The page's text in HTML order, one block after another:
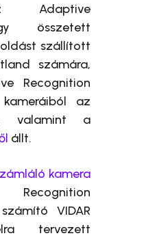
Adaptive
összetett
szállított
számára,
Recognition
az
valamint a
állt.
kamera
VIDAR
tervezett